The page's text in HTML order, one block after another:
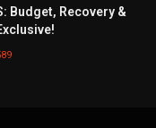
Budget, Recovery &